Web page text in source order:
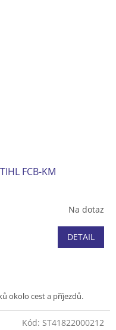
FCB-KM
Na dotaz
DETAIL
okolo cest a příjezdů.
Kód: ST41822000212